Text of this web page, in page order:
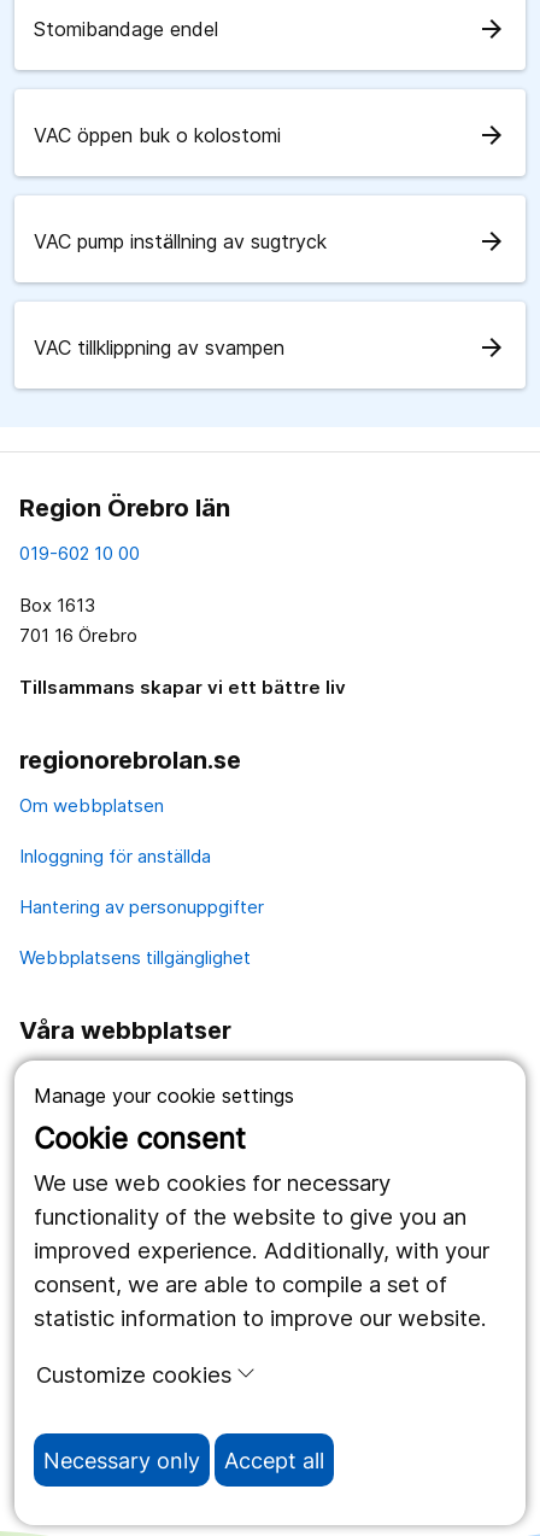
Manage your cookie settings
Cookie consent
We use web cookies for necessary
functionality of the website to give you an
improved experience. Additionally, with your
consent, we are able to compile a set of
statistic information to improve our website.
Customize cookies
Necessary only Accept all
Stomibandage endel arrow_forward
VAC öppen buk o kolostomi arrow_forward
VAC pump inställning av sugtryck arrow_forward
VAC tillklippning av svampen arrow_forward
Region Örebro län
019-602 10 00
Box 1613
701 16 Örebro
Tillsammans skapar vi ett bättre liv
regionorebrolan.se
Om webbplatsen
Inloggning för anställda
Hantering av personuppgifter
Webbplatsens tillgänglighet
Våra webbplatser
Länstrafiken
Region Örebro län
Följ oss
Facebook